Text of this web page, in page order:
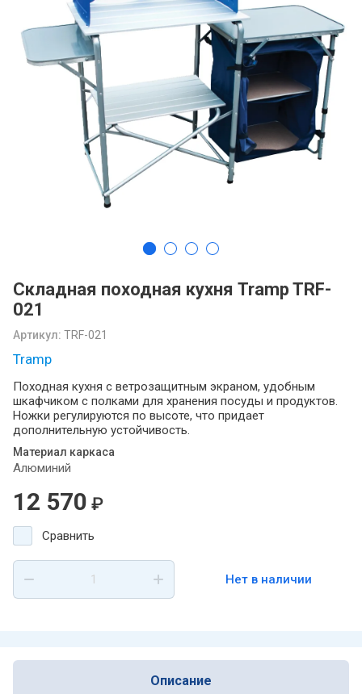
Складная походная кухня Tramp TRF-
021
Артикул: TRF-021
Tramp
Походная кухня с ветрозащитным экраном, удобным
шкафчиком с полками для хранения посуды и продуктов.
Ножки регулируются по высоте, что придает
дополнительную устойчивость.
Материал каркаса
Алюминий
12 570 ₽
Сравнить
Нет в наличии
Описание